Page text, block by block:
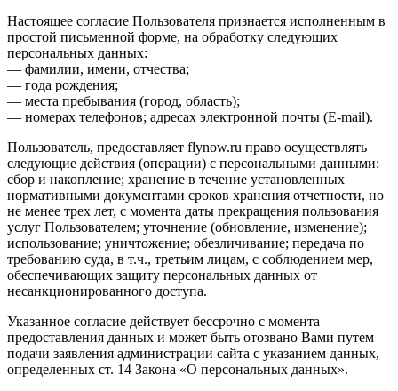
Настоящее согласие Пользователя признается исполненным в
простой письменной форме, на обработку следующих
персональных данных:
— фамилии, имени, отчества;
— года рождения;
— места пребывания (город, область);
— номерах телефонов; адресах электронной почты (E-mail).
Пользователь, предоставляет flynow.ru право осуществлять
следующие действия (операции) с персональными данными:
сбор и накопление; хранение в течение установленных
нормативными документами сроков хранения отчетности, но
не менее трех лет, с момента даты прекращения пользования
услуг Пользователем; уточнение (обновление, изменение);
использование; уничтожение; обезличивание; передача по
требованию суда, в т.ч., третьим лицам, с соблюдением мер,
обеспечивающих защиту персональных данных от
несанкционированного доступа.
Указанное согласие действует бессрочно с момента
предоставления данных и может быть отозвано Вами путем
подачи заявления администрации сайта с указанием данных,
определенных ст. 14 Закона «О персональных данных».